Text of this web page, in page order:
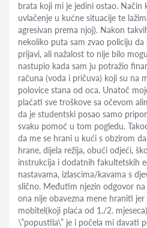
brata koji mi je jedini ostao. Način
uvlačenje u kućne situacije te
agresivan prema njoj). Nakon
nekoliko puta sam zvao policiju
prijavi, ali nažalost to nije bilo
nastupio kada sam ju potražio
računa (voda i pričuva) koji su na
polovice stana od oca. Unatoč
plaćati sve troškove sa očevom
da je studentski posao samo
svaku pomoć u tom pogledu.
da me se hrani u kući s obzirom
hrane, dijela režija, obući odjeći,
instrukcija i dodatnih fakultetskih
nastavama, izlascima/kavama s
slično. Međutim njezin odgovor
ona nije obavezna mene hraniti
mobitel(koji plaća od 1./2.
\”popustila\” je i počela mi davati